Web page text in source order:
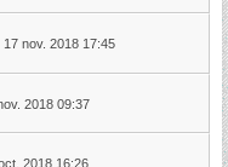
17 nov. 2018 17:45
2018 09:37
2018 16:26